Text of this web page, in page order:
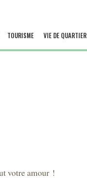
TOURISME VIE DE QUARTIER
votre amour !